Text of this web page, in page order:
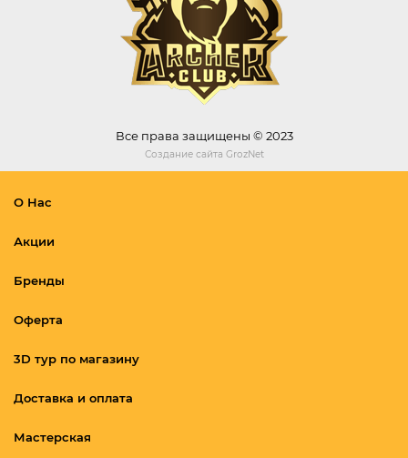
Все права защищены © 2023
Создание сайта GrozNet
О Нас
Акции
Бренды
Оферта
3D тур по магазину
Доставка и оплата
Мастерская